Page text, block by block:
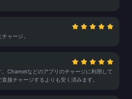
ャージ。
Chametなどのアプリのチャージに利用して
接チャージするよりも安く済みます。